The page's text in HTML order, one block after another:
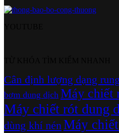
Cân định lượng dạng rung
bơm dung dịch Máy chiết
Máy chiết rót dung
dùng khí nénMáy